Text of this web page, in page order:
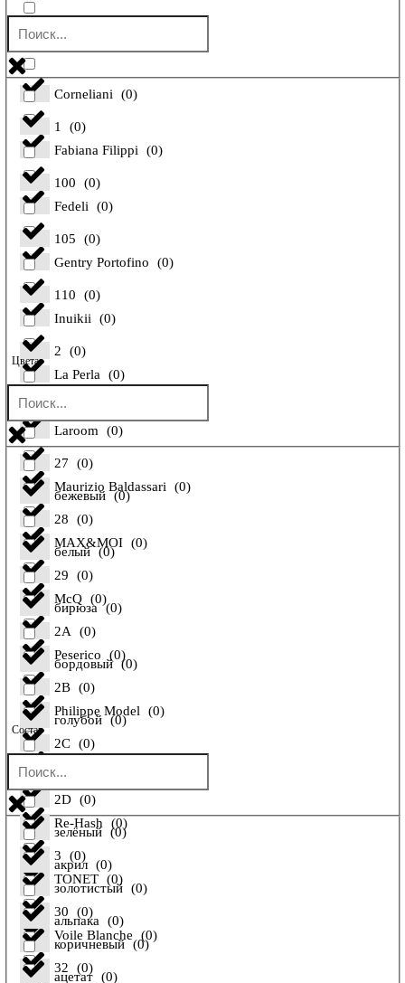
Bilancioni
Corneliani (0)
Fabiana Filippi (0)
Fedeli (0)
Gentry Portofino (0)
Inuikii (0)
La Perla (0)
Laroom (0)
Maurizio Baldassari (0)
MAX&MOI (0)
McQ (0)
Peserico (0)
Philippe Model (0)
Pollini
Re-Hash (0)
TONET (0)
Voile Blanche (0)
1 (0)
100 (0)
105 (0)
110 (0)
2 (0)
26
27 (0)
28 (0)
29 (0)
2A (0)
2B (0)
2C (0)
2D (0)
3 (0)
30 (0)
32 (0)
Цвета
бежевый (0)
белый (0)
бирюза (0)
бордовый (0)
голубой (0)
желтый
зелёный (0)
золотистый (0)
коричневый (0)
Состав
акрил (0)
альпака (0)
ацетат (0)